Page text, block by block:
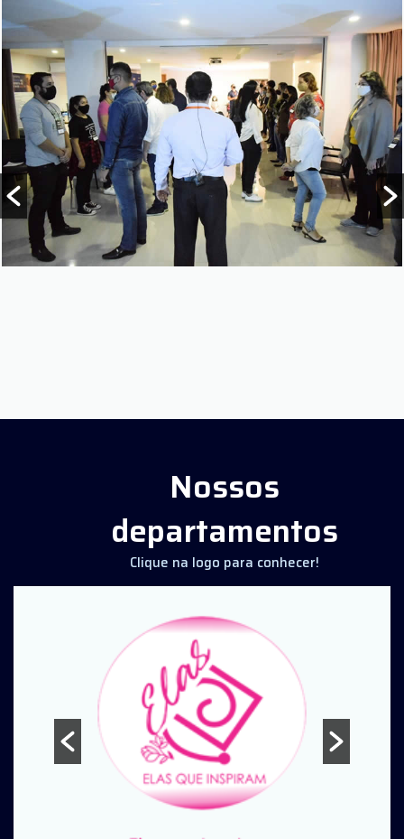
Nossos
departamentos
Clique na logo para conhecer!